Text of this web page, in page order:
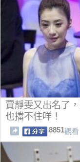
賈靜雯又出名了
也擋不住咩！
8851觀看